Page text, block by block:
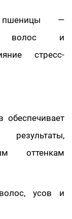
пшеницы —
волос и
стресс-
обеспечивает
оттенкам
усов и